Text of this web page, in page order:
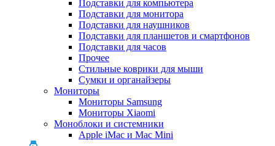
Подставки для компьютера
Подставки для монитора
Подставки для наушников
Подставки для планшетов и смартфонов
Подставки для часов
Прочее
Стильные коврики для мыши
Сумки и органайзеры
Мониторы
Мониторы Samsung
Мониторы Xiaomi
Моноблоки и системники
Apple iMac и Mac Mini